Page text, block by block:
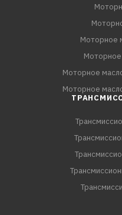
Моторное
Моторное
Моторное